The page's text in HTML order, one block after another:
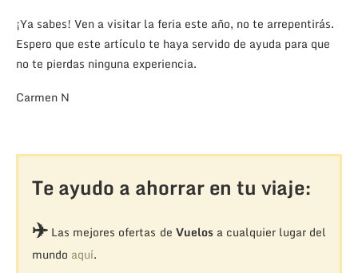
¡Ya sabes! Ven a visitar la feria este año, no te arrepentirás.
Espero que este artículo te haya servido de ayuda para que
no te pierdas ninguna experiencia.
Carmen N
Te ayudo a ahorrar en tu viaje:
✈️Las mejores ofertas de Vuelosa cualquier lugar del
mundo aquí.